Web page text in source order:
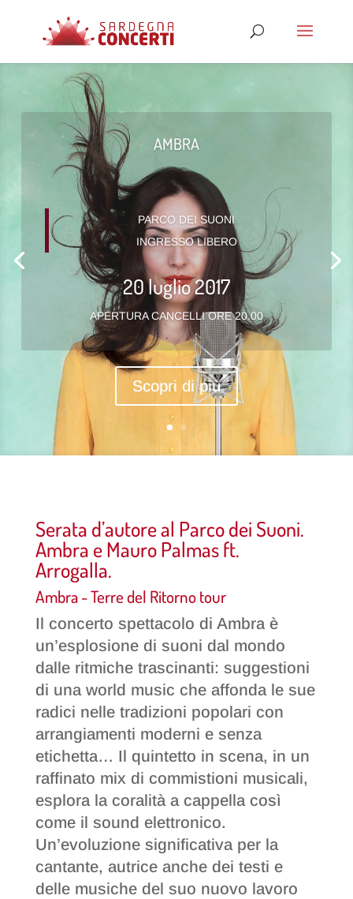
AMBRA
PARCO DEI SUONI
INGRESSO LIBERO
20 luglio 2017
APERTURA CANCELLI ORE 20.00
Scopri di più
Serata d’autore al Parco dei Suoni.
Ambra e Mauro Palmas ft.
Arrogalla.
Ambra - Terre del Ritorno tour
Il concerto spettacolo di Ambra è
un’esplosione di suoni dal mondo
dalle ritmiche trascinanti: suggestioni
di una world music che affonda le sue
radici nelle tradizioni popolari con
arrangiamenti moderni e senza
etichetta… Il quintetto in scena, in un
raffinato mix di commistioni musicali,
esplora la coralità a cappella così
come il sound elettronico.
Un’evoluzione significativa per la
cantante, autrice anche dei testi e
delle musiche del suo nuovo lavoro